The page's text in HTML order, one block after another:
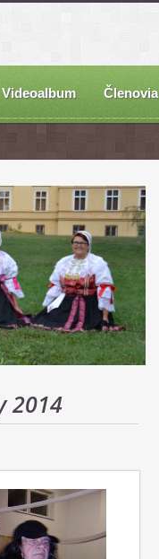
Videoalbum Členovia
2014